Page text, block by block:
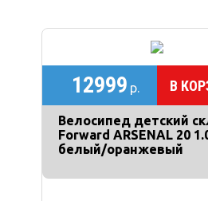
12999 р. В
Велосипед детский
Forward ARSENAL 20
белый/оранжевый